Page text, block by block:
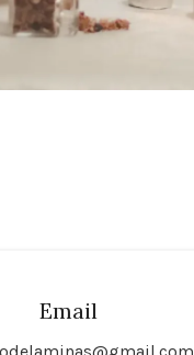
Email